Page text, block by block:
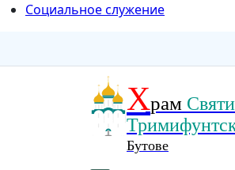
Социальное служение
Храм
Бутове